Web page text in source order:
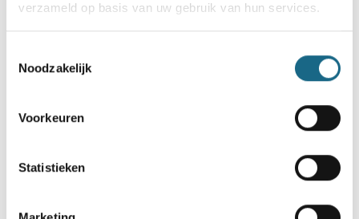
verzameld op basis van uw gebruik van hun services.
Noodzakelijk
Voorkeuren
Statistieken
Opzet van Jouw Eerste Zet
Jouw Eerste Zet zal bestaan uit 4 avonden met een
schakers leer je het schaakspel. Ook ga je aan de slag met
het competitieve element van de sport. Je volgt les, of je
wisselende tegenstanders van hetzelfde niveau. Ook zijn
er partij besprekingen, speelt tegen leden of speelt mee in